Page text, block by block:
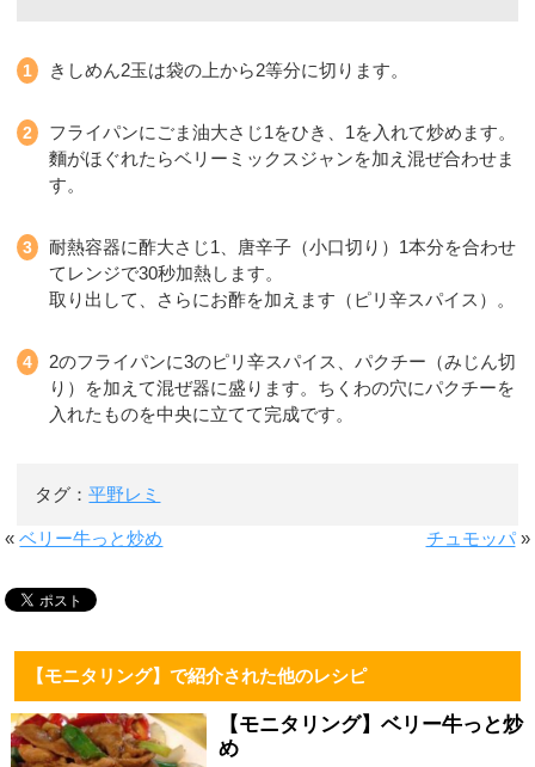
きしめん2玉は袋の上から2等分に切ります。
フライパンにごま油大さじ1をひき、1を入れて炒めます。
麵がほぐれたらベリーミックスジャンを加え混ぜ合わせま
す。
耐熱容器に酢大さじ1、唐辛子（小口切り）1本分を合わせ
てレンジで30秒加熱します。
取り出して、さらにお酢を加えます（ピリ辛スパイス）。
2のフライパンに3のピリ辛スパイス、パクチー（みじん切
り）を加えて混ぜ器に盛ります。ちくわの穴にパクチーを
入れたものを中央に立てて完成です。
タグ：平野レミ
«ベリー牛っと炒め チュモッパ»
【モニタリング】で紹介された他のレシピ
【モニタリング】ベリー牛っと炒
め